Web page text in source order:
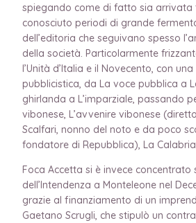
spiegando come di fatto sia
conosciuto periodi di grande
dell’editoria che seguivano spesso
della società. Particolarmente
l’Unità d’Italia e il Novecento, con
pubblicistica, da La voce pubblica a
ghirlanda a L’imparziale, passando
vibonese, L’avvenire vibonese
Scalfari, nonno del noto e da poco
fondatore di Repubblica), La
Foca Accetta si è invece
dell’Intendenza a Monteleone nel
grazie al finanziamento di un
Gaetano Scrugli, che stipulò un